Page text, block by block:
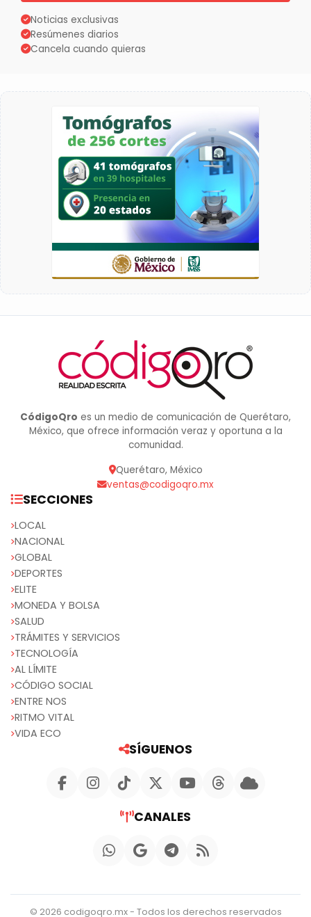
Noticias exclusivas
Resúmenes diarios
Cancela cuando quieras
CódigoQro es un medio de comunicación de Querétaro,
México, que ofrece información veraz y oportuna a la
comunidad.
Querétaro, México
ventas@codigoqro.mx
SECCIONES
LOCAL
NACIONAL
GLOBAL
DEPORTES
ELITE
MONEDA Y BOLSA
SALUD
TRÁMITES Y SERVICIOS
TECNOLOGÍA
AL LÍMITE
CÓDIGO SOCIAL
ENTRE NOS
RITMO VITAL
VIDA ECO
SÍGUENOS
CANALES
© 2026 codigoqro.mx - Todos los derechos reservados